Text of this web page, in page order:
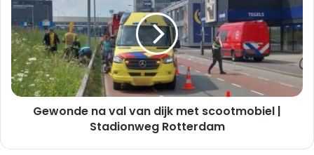
val
van
dijk
met
scootmobiel
|
Stadionweg
Rotterdam
Gewonde na val van dijk met scootmobiel |
Stadionweg Rotterdam